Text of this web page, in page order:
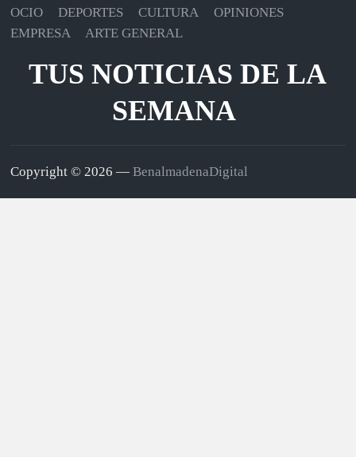
OCIO
DEPORTES CULTURA
OPINIONES
EMPRESA
ARTE GENERAL
TUS NOTICIAS DE LA
SEMANA
Copyright © 2026 —BenalmadenaDigital